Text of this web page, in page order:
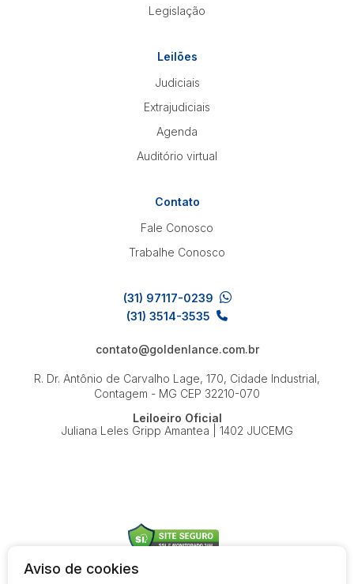
Legislação
Leilões
Judiciais
Extrajudiciais
Agenda
Auditório virtual
Contato
Fale Conosco
Trabalhe Conosco
(31) 97117-0239
(31) 3514-3535
contato@goldenlance.com.br
R. Dr. Antônio de Carvalho Lage, 170, Cidade Industrial,
Contagem - MG CEP 32210-070
Leiloeiro Oficial
Juliana Leles Gripp Amantea | 1402 JUCEMG
Aviso de cookies